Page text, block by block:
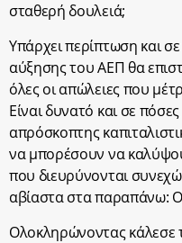
σταθερή δουλειά;
Υπάρχει περίπτωση και
αύξησης του ΑΕΠ θα
όλες οι απώλειες που
Είναι δυνατό και σε
απρόσκοπτης
να μπορέσουν να
που διευρύνονται
αβίαστα στα παραπάνω:
Ολοκληρώνοντας κάλεσε